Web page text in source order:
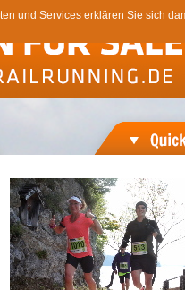
und Services erklären Sie sich